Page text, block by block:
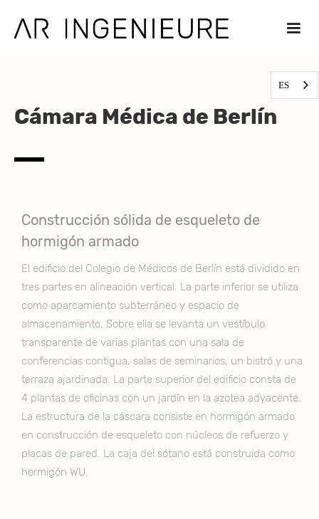
Cámara Médica de Berlín
Construcción sólida de esqueleto de
hormigón armado
El edificio del Colegio de Médicos de Berlín está dividido en
tres partes en alineación vertical. La parte inferior se utiliza
como aparcamiento subterráneo y espacio de
almacenamiento. Sobre ella se levanta un vestíbulo
transparente de varias plantas con una sala de
conferencias contigua, salas de seminarios, un bistró y una
terraza ajardinada. La parte superior del edificio consta de
4 plantas de oficinas con un jardín en la azotea adyacente.
La estructura de la cáscara consiste en hormigón armado
en construcción de esqueleto con núcleos de refuerzo y
placas de pared. La caja del sótano está construida como
hormigón WU.
ES